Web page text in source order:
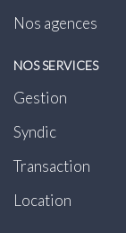
Nos agences
NOS SERVICES
Gestion
Syndic
Transaction
Location